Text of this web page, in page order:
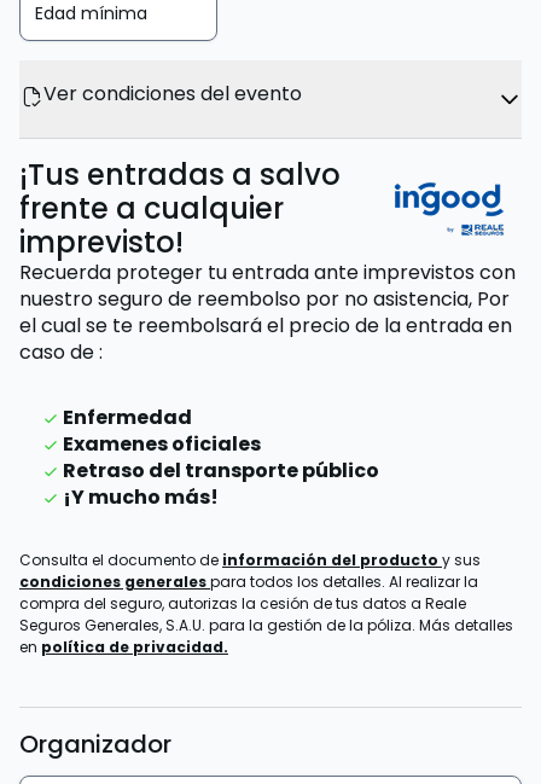
Edad mínima
Ver condiciones del evento
¡Tus entradas a salvo
frente a cualquier
imprevisto!
Recuerda proteger tu entrada ante imprevistos con
nuestro seguro de reembolso por no asistencia, Por
el cual se te reembolsará el precio de la entradaen
caso de:
Enfermedad
Examenes oficiales
Retraso del transporte público
¡Y mucho más!
Consulta el documento de información del producto y sus
condiciones generalespara todos los detalles. Al realizar la
compra del seguro, autorizas la cesión de tus datos a Reale
Seguros Generales, S.A.U. para la gestión de la póliza. Más detalles
en política de privacidad.
Organizador